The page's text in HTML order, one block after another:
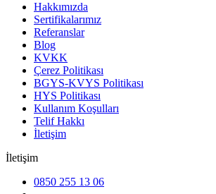
Hakkımızda
Sertifikalarımız
Referanslar
Blog
KVKK
Çerez Politikası
BGYS-KVYS Politikası
HYS Politikası
Kullanım Koşulları
Telif Hakkı
İletişim
İletişim
0850 255 13 06